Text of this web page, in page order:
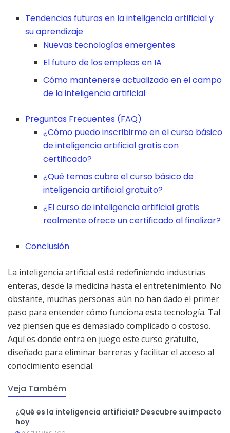
Tendencias futuras en la inteligencia artificial y
su aprendizaje
Nuevas tecnologías emergentes
El futuro de los empleos en IA
Cómo mantenerse actualizado en el campo
de la inteligencia artificial
Preguntas Frecuentes (FAQ)
¿Cómo puedo inscribirme en el curso básico
de inteligencia artificial gratis con
certificado?
¿Qué temas cubre el curso básico de
inteligencia artificial gratuito?
¿El curso de inteligencia artificial gratis
realmente ofrece un certificado al finalizar?
Conclusión
La inteligencia artificial está redefiniendo industrias
enteras, desde la medicina hasta el entretenimiento. No
obstante, muchas personas aún no han dado el primer
paso para entender cómo funciona esta tecnología. Tal
vez piensen que es demasiado complicado o costoso.
Aquí es donde entra en juego este curso gratuito,
diseñado para eliminar barreras y facilitar el acceso al
conocimiento esencial.
Veja Também
¿Qué es la inteligencia artificial? Descubre su impacto
hoy